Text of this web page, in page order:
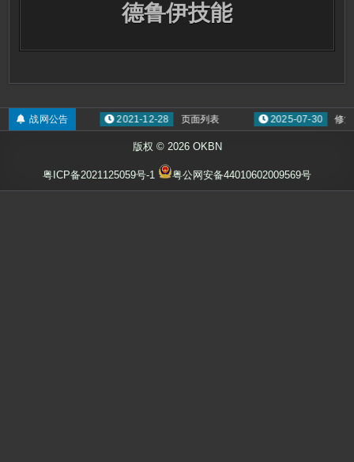
德鲁伊技能
战网公告
素系技能更新 2021-12-28 页面列表 2025-07-30 修
版权 © 2026 OKBN
粤ICP备2021125059号-1 粤公网安备44010602009569号